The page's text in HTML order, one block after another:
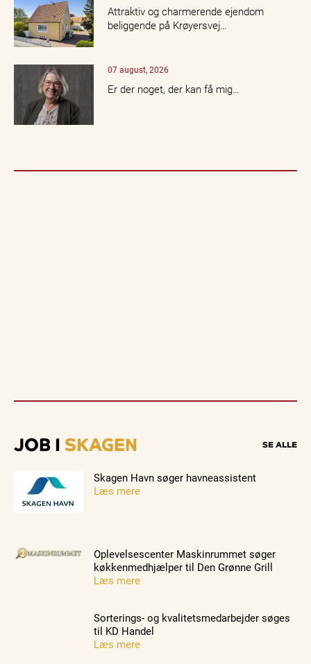
Attraktiv og charmerende ejendom
beliggende på Krøyersvej…
07 august, 2026
Er der noget, der kan få mig…
JOB I SKAGEN SE ALLE
Skagen Havn søger havneassistent
Læs mere
Oplevelsescenter Maskinrummet søger
køkkenmedhjælper til Den Grønne Grill
Læs mere
Sorterings- og kvalitetsmedarbejder søges
til KD Handel
Læs mere